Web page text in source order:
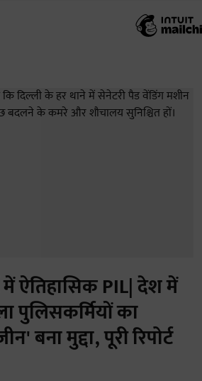
में ऐतिहासिक PIL| देश में
पुलिसकर्मियों का
बना मुद्दा, पूरी रिपोर्ट